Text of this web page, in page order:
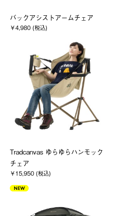
バックアシストアームチェア
￥4,980 (税込)
Tradcanvas ゆらゆらハンモック
チェア
￥15,950 (税込)
NEW